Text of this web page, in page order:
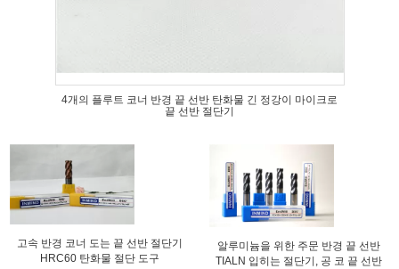
4개의 플루트 코너 반경 끝 선반 탄화물 긴 정강이 마이크로
끝 선반 절단기
고속 반경 코너 도는 끝 선반 절단기
HRC60 탄화물 절단 도구
알루미늄을 위한 주문 반경 끝 선반
TIALN 입히는 절단기, 공 코 끝 선반